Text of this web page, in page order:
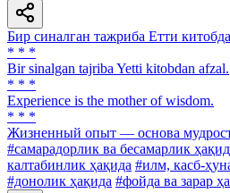
Бир синалган тажриба Етти
* * *
Bir sinalgan tajriba Yetti kitobdan afzal.
* * *
Experience is the mother of wisdom.
* * *
Жизненный опыт — основа
#самарадорлик ва бесамарлик
калтабинлик ҳақида #илм, касб-
#донолик ҳақида #фойда ва зарар